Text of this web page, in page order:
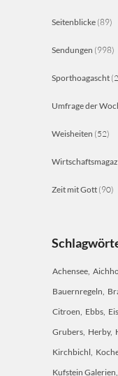
Seitenblicke (89)
Sendungen (998)
Sporthoagascht
Umfrage der
Weisheiten (52)
Zeit mit Gott (90)
Achensee
Bauernregeln
Citroen Ebbs
Grubers Herby
Kirchbichl
Kufstein Galerien